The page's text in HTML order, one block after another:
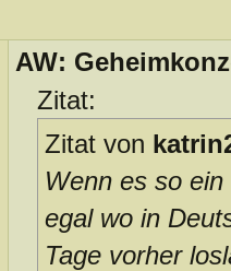
AW:
Zitat:
Zitat von
Wenn es so
egal wo in
Tage vorher